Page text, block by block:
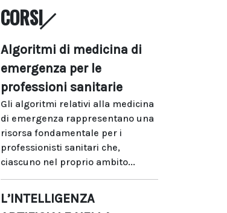
CORSI
Algoritmi di medicina di
emergenza per le
professioni sanitarie
Gli algoritmi relativi alla medicina
di emergenza rappresentano una
risorsa fondamentale per i
professionisti sanitari che,
ciascuno nel proprio ambito...
L’INTELLIGENZA